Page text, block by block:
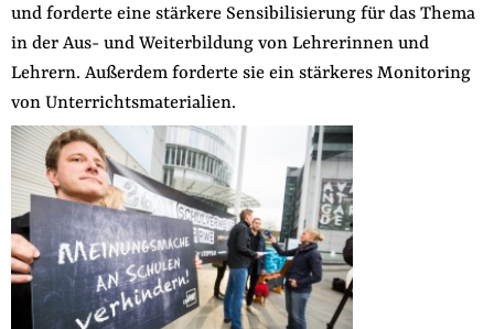
und forderte eine stärkere Sensibilisierung für das Thema
in der Aus- und Weiterbildung von Lehrerinnen und
Lehrern. Außerdem forderte sie ein stärkeres Monitoring
von Unterrichtsmaterialien.